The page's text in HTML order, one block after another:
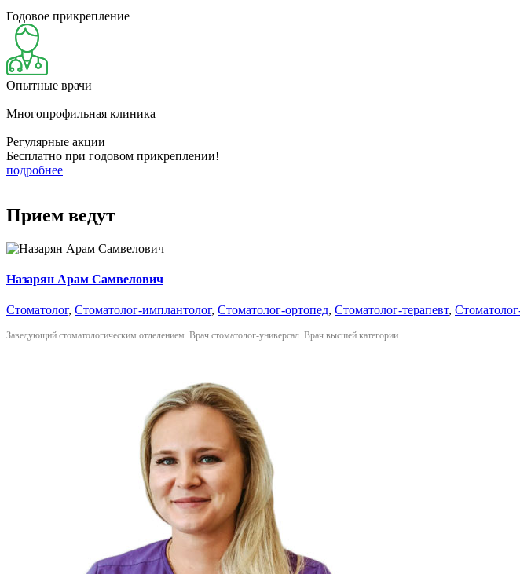
Годовое прикрепление
Опытные врачи
Многопрофильная клиника
Регулярные акции
Бесплатно при годовом прикреплении!
подробнее
Прием ведут
Назарян Арам Самвелович
Стоматолог, Стоматолог-имплантолог, Стоматолог-ортопед, Стоматолог-терапевт,
Заведующий стоматологическим отделением. Врач стоматолог-универсал. Врач высшей категории